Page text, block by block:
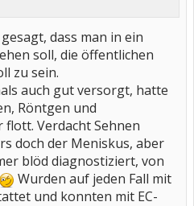
dass man in ein
soll, die öffentlichen
zu sein.
auch gut versorgt, hatte
Röntgen und
Verdacht Sehnen
doch der Meniskus, aber
blöd diagnostiziert, von
Wurden auf jeden Fall mit
und konnten mit EC-